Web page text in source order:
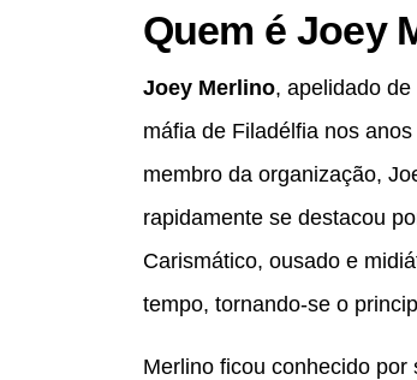
Quem é Joey
Joey Merlino, apelidado de
máfia de Filadélfia nos
membro da organização,
rapidamente se destacou
Carismático, ousado e
tempo, tornando-se o
Merlino ficou conhecido